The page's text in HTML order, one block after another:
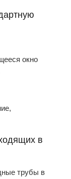
окно
в
трубы в